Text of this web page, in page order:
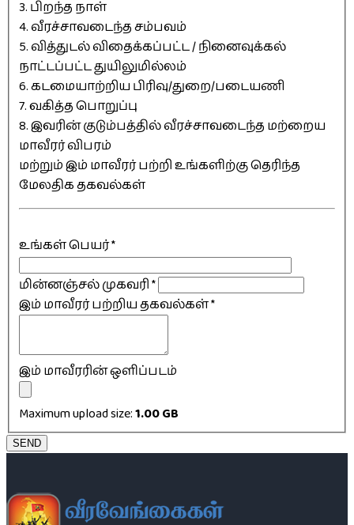
3. பிறந்த நாள்
4. வீரச்சாவடைந்த சம்பவம்
5. வித்துடல் விதைக்கப்பட்ட / நினைவுக்கல்
நாட்டப்பட்ட துயிலுமில்லம்
6. கடமையாற்றிய பிரிவு/துறை/படையணி
7. வகித்த பொறுப்பு
8. இவரின் குடும்பத்தில் வீரச்சாவடைந்த மற்றைய
மாவீரர் விபரம்
மற்றும் இம் மாவீரர் பற்றி உங்களிற்கு தெரிந்த
மேலதிக தகவல்கள்
உங்கள் பெயர்*
மின்னஞ்சல் முகவரி*
இம் மாவீரர் பற்றிய தகவல்கள்*
இம் மாவீரரின் ஒளிப்படம்
Maximum upload size:1.00 GB
SEND